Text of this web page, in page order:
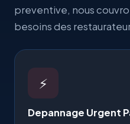
preventive, nous
besoins des
⚡
Depannage Urgent